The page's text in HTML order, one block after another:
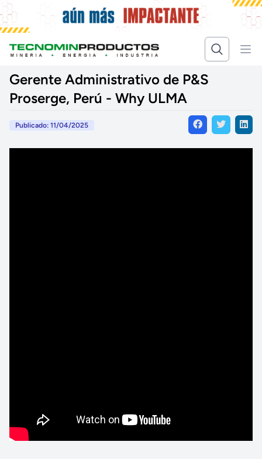
Gerente Administrativo de P&S
Proserge, Perú - Why ULMA
Publicado: 11/04/2025